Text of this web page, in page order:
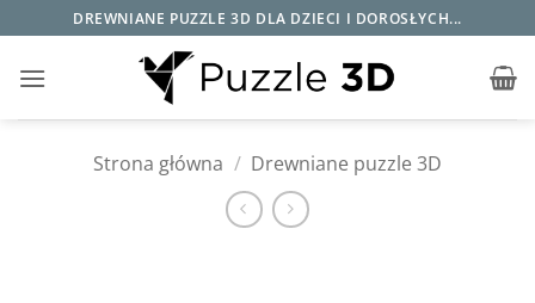
do
zawartości
DREWNIANE PUZZLE 3D DLA DZIECI I DOROSŁYCH...
Strona główna / Drewniane puzzle 3D